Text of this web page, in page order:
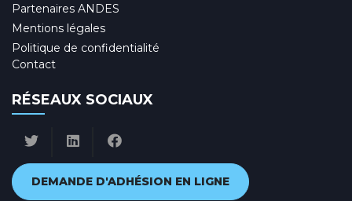
Partenaires ANDES
Mentions légales
Politique de confidentialité
Contact
RÉSEAUX SOCIAUX
DEMANDE D'ADHÉSION EN LIGNE